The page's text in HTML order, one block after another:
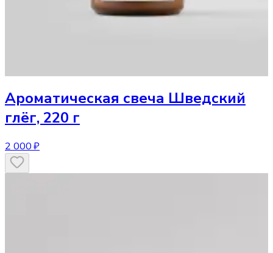
Ароматическая свеча Шведский
глёг, 220 г
2 000 ₽